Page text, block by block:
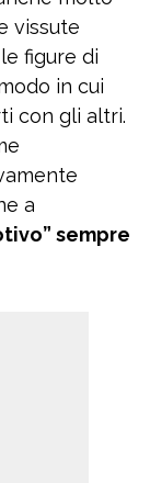
vissute
figure di
in cui
con gli altri.
a
sempre